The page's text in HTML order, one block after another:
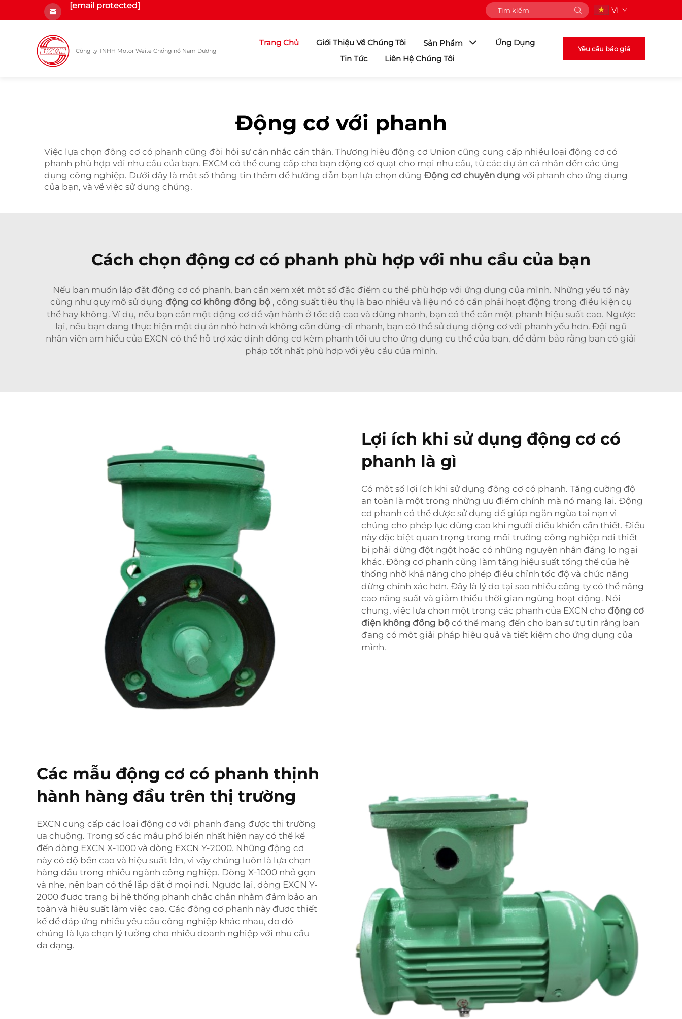
[email protected] VI
Công ty TNHH Motor Weite Chống nổ Nam Dương
Trang Chủ Giới Thiệu Về Chúng Tôi Sản Phẩm
Ứng Dụng
Tin Tức
Liên Hệ Chúng Tôi
Yêu cầu báo giá
Động cơ với phanh
Việc lựa chọn động cơ có phanh cũng đòi hỏi sự cân nhắc cẩn thận. Thương hiệu động cơ Union cũng cung cấp nhiều loại động cơ có
phanh phù hợp với nhu cầu của bạn. EXCM có thể cung cấp cho bạn động cơ quạt cho mọi nhu cầu, từ các dự án cá nhân đến các ứng
dụng công nghiệp. Dưới đây là một số thông tin thêm để hướng dẫn bạn lựa chọn đúng Động cơ chuyên dụng với phanh cho ứng dụng
của bạn, và về việc sử dụng chúng.
Cách chọn động cơ có phanh phù hợp với nhu cầu của bạn
Nếu bạn muốn lắp đặt động cơ có phanh, bạn cần xem xét một số đặc điểm cụ thể phù hợp với ứng dụng của mình. Những yếu tố này
cũng như quy mô sử dụng động cơ không đồng bộ , công suất tiêu thụ là bao nhiêu và liệu nó có cần phải hoạt động trong điều kiện cụ
thể hay không. Ví dụ, nếu bạn cần một động cơ để vận hành ở tốc độ cao và dừng nhanh, bạn có thể cần một phanh hiệu suất cao. Ngược
lại, nếu bạn đang thực hiện một dự án nhỏ hơn và không cần dừng-đi nhanh, bạn có thể sử dụng động cơ với phanh yếu hơn. Đội ngũ
nhân viên am hiểu của EXCN có thể hỗ trợ xác định động cơ kèm phanh tối ưu cho ứng dụng cụ thể của bạn, để đảm bảo rằng bạn có giải
pháp tốt nhất phù hợp với yêu cầu của mình.
Lợi ích khi sử dụng động cơ có
phanh là gì
Có một số lợi ích khi sử dụng động cơ có phanh. Tăng cường độ
an toàn là một trong những ưu điểm chính mà nó mang lại. Động
cơ phanh có thể được sử dụng để giúp ngăn ngừa tai nạn vì
chúng cho phép lực dừng cao khi người điều khiển cần thiết. Điều
này đặc biệt quan trọng trong môi trường công nghiệp nơi thiết
bị phải dừng đột ngột hoặc có những nguyên nhân đáng lo ngại
khác. Động cơ phanh cũng làm tăng hiệu suất tổng thể của hệ
thống nhờ khả năng cho phép điều chỉnh tốc độ và chức năng
dừng chính xác hơn. Đây là lý do tại sao nhiều công ty có thể nâng
cao năng suất và giảm thiểu thời gian ngừng hoạt động. Nói
chung, việc lựa chọn một trong các phanh của EXCN cho động cơ
điện không đồng bộ có thể mang đến cho bạn sự tự tin rằng bạn
đang có một giải pháp hiệu quả và tiết kiệm cho ứng dụng của
mình.
Các mẫu động cơ có phanh thịnh
hành hàng đầu trên thị trường
EXCN cung cấp các loại động cơ với phanh đang được thị trường
ưa chuộng. Trong số các mẫu phổ biến nhất hiện nay có thể kể
đến dòng EXCN X-1000 và dòng EXCN Y-2000. Những động cơ
này có độ bền cao và hiệu suất lớn, vì vậy chúng luôn là lựa chọn
hàng đầu trong nhiều ngành công nghiệp. Dòng X-1000 nhỏ gọn
và nhẹ, nên bạn có thể lắp đặt ở mọi nơi. Ngược lại, dòng EXCN Y-
2000 được trang bị hệ thống phanh chắc chắn nhằm đảm bảo an
toàn và hiệu suất làm việc cao. Các động cơ phanh này được thiết
kế để đáp ứng nhiều yêu cầu công nghiệp khác nhau, do đó
chúng là lựa chọn lý tưởng cho nhiều doanh nghiệp với nhu cầu
đa dạng.